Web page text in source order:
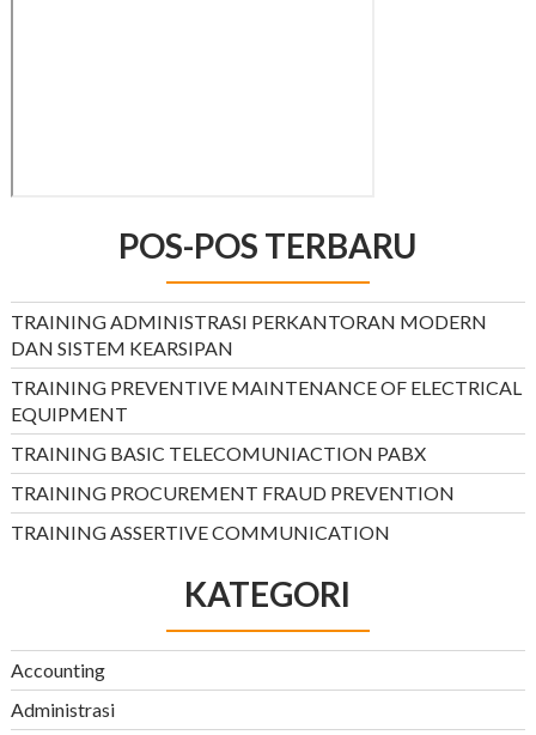
POS-POS TERBARU
TRAINING ADMINISTRASI PERKANTORAN MODERN
DAN SISTEM KEARSIPAN
TRAINING PREVENTIVE MAINTENANCE OF ELECTRICAL
EQUIPMENT
TRAINING BASIC TELECOMUNIACTION PABX
TRAINING PROCUREMENT FRAUD PREVENTION
TRAINING ASSERTIVE COMMUNICATION
KATEGORI
Accounting
Administrasi